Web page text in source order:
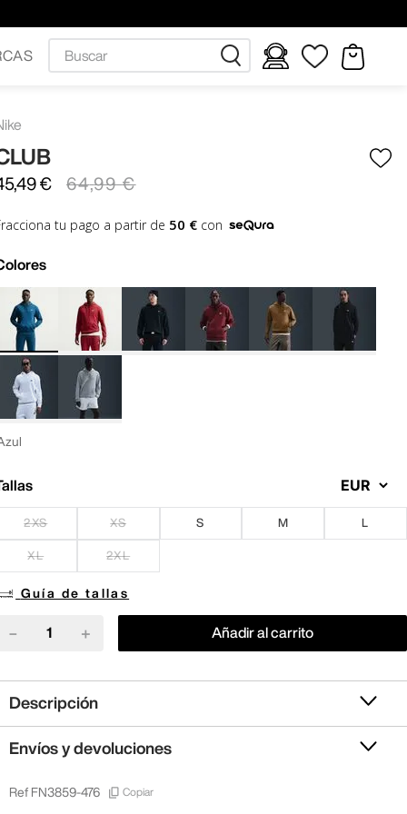
,49 € 64,99 €
tu pago a partir de 50 €con
2XS XS S M L
XL 2XL
Guía de tallas
＋
－ Añadir al carrito
Descripción
Envíos y devoluciones
Ref FN3859-476 Copiar